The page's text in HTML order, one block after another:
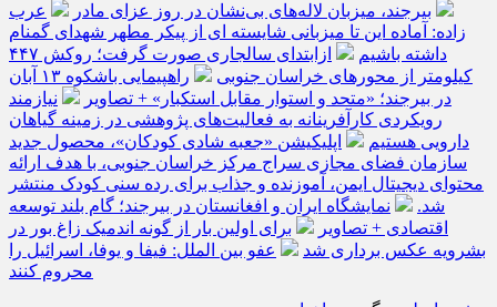
بیرجند، میزبان لاله‌های بی‌نشان در روز عزای مادر
عرب
زاده: آماده این تا میزبانی شایسته ای از پیکر مطهر شهدای گمنام
داشته باشیم
ازابتدای سالجاری صورت گرفت؛ روکش ۴۴۷
کیلومتر از محورهای خراسان جنوبی
راهپیمایی باشکوه ۱۳ آبان
در بیرجند؛ «متحد و استوار مقابل استکبار» + تصاویر
نیازمند
رویکردی کارآفرینانه به فعالیت‌های پژوهشی در زمینه گیاهان
دارویی هستیم
اپلیکیشن «جعبه شادی کودکان»، محصول جدید
سازمان فضای مجازی سراج مرکز خراسان جنوبی، با هدف ارائه
محتوای دیجیتال ایمن، آموزنده و جذاب برای رده سنی کودک منتشر
شد.
نمایشگاه ایران و افغانستان در بیرجند؛ گام بلند توسعه
اقتصادی + تصاویر
برای اولین بار از گونه اندمیک زاغ بور در
بشرویه عکس برداری شد
عفو بین الملل: فیفا و یوفا، اسرائیل را
محروم کنند